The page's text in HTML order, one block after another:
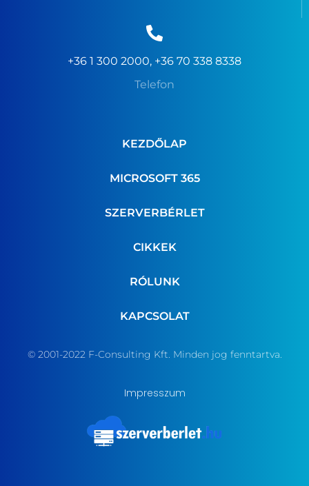
+36 1 300 2000, +36 70 338 8338
Telefon
KEZDŐLAP
MICROSOFT 365
SZERVERBÉRLET
CIKKEK
RÓLUNK
KAPCSOLAT
© 2001-2022 F-Consulting Kft. Minden jog fenntartva.
Impresszum